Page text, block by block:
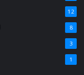
12
8
3
1